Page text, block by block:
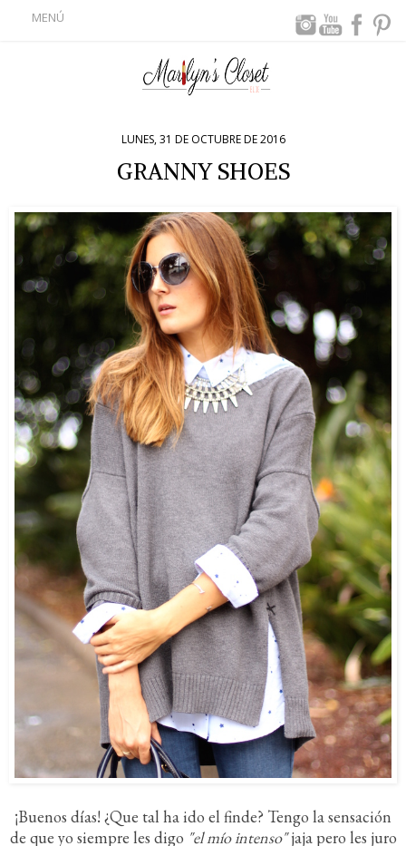
MENÚ
LUNES, 31 DE OCTUBRE DE 2016
GRANNY SHOES
¡Buenos días! ¿Que tal ha ido el finde? Tengo la sensación
de que yo siempre les digo "el mío intenso"jaja pero les juro